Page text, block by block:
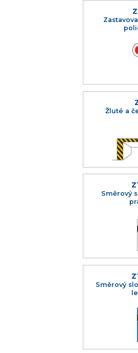
Žluté a
Směrový
Směrový